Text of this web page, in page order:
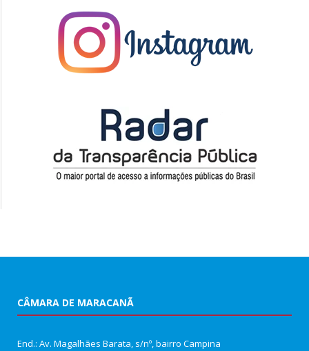
CÂMARA DE MARACANÃ
End.: Av. Magalhães Barata, s/nº, bairro Campina